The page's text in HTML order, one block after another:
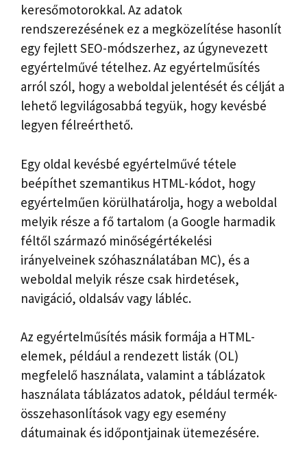
keresőmotorokkal. Az adatok
rendszerezésének ez a megközelítése hasonlít
egy fejlett SEO-módszerhez, az úgynevezett
egyértelművé tételhez. Az egyértelműsítés
arról szól, hogy a weboldal jelentését és célját a
lehető legvilágosabbá tegyük, hogy kevésbé
legyen félreérthető.
Egy oldal kevésbé egyértelművé tétele
beépíthet szemantikus HTML-kódot, hogy
egyértelműen körülhatárolja, hogy a weboldal
melyik része a fő tartalom (a Google harmadik
féltől származó minőségértékelési
irányelveinek szóhasználatában MC), és a
weboldal melyik része csak hirdetések,
navigáció, oldalsáv vagy lábléc.
Az egyértelműsítés másik formája a HTML-
elemek, például a rendezett listák (OL)
megfelelő használata, valamint a táblázatok
használata táblázatos adatok, például termék-
összehasonlítások vagy egy esemény
dátumainak és időpontjainak ütemezésére.